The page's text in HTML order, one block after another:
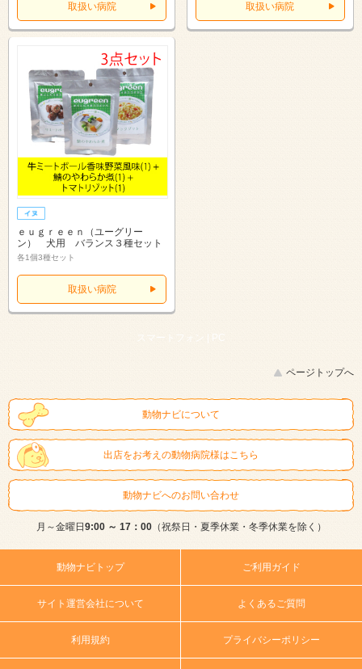
取扱い病院 取扱い病院
ｅｕｇｒｅｅｎ（ユーグリー
ン） 犬用 バランス３種セット
各1個3種セット
取扱い病院
スマートフォン | PC
ページトップへ
動物ナビについて
出店をお考えの動物病院様はこちら
動物ナビへのお問い合わせ
月～金曜日 9:00 ～ 17：00（祝祭日・夏季休業・冬季休業を除く）
動物ナビトップ ご利用ガイド
サイト運営会社について よくあるご質問
利用規約 プライバシーポリシー